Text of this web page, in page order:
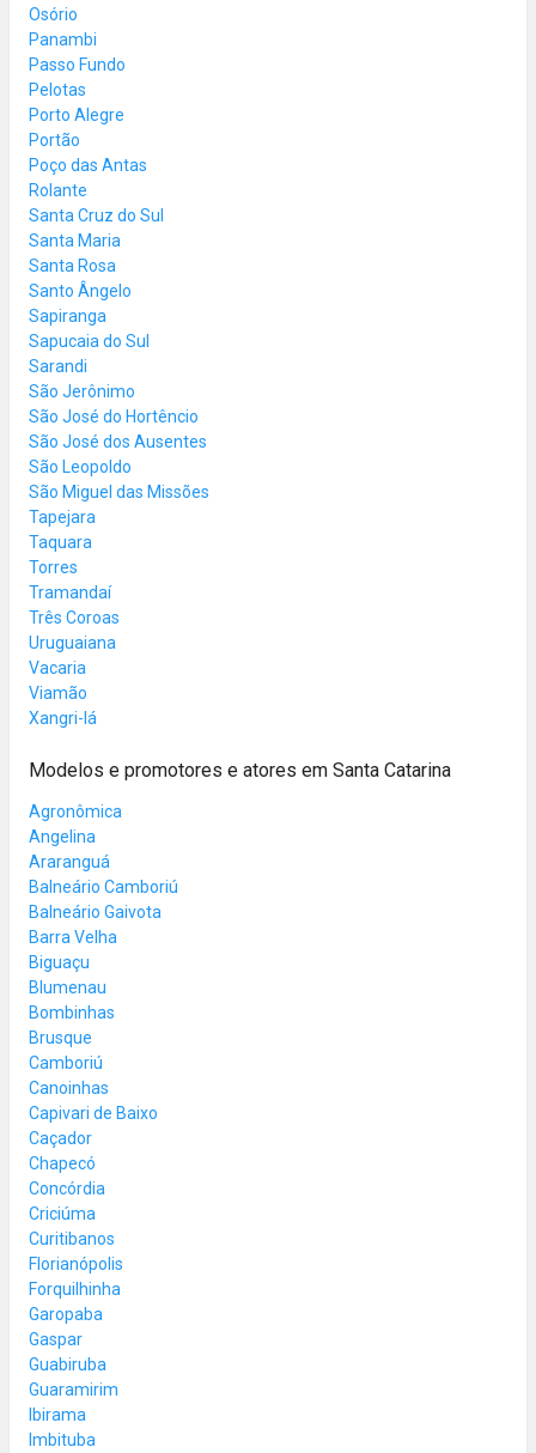
Osório
Panambi
Passo Fundo
Pelotas
Porto Alegre
Portão
Poço das Antas
Rolante
Santa Cruz do Sul
Santa Maria
Santa Rosa
Santo Ângelo
Sapiranga
Sapucaia do Sul
Sarandi
São Jerônimo
São José do Hortêncio
São José dos Ausentes
São Leopoldo
São Miguel das Missões
Tapejara
Taquara
Torres
Tramandaí
Três Coroas
Uruguaiana
Vacaria
Viamão
Xangri-lá
Modelos e promotores e atores em Santa Catarina
Agronômica
Angelina
Araranguá
Balneário Camboriú
Balneário Gaivota
Barra Velha
Biguaçu
Blumenau
Bombinhas
Brusque
Camboriú
Canoinhas
Capivari de Baixo
Caçador
Chapecó
Concórdia
Criciúma
Curitibanos
Florianópolis
Forquilhinha
Garopaba
Gaspar
Guabiruba
Guaramirim
Ibirama
Imbituba